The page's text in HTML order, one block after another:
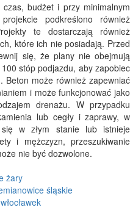
budżet i przy minimalnym
podkreślono również
te dostarczają również
które ich nie posiadają. Przed
się, że plany nie obejmują
stóp podjazdu, aby zapobiec
Beton może również zapewniać
i może funkcjonować jako
drenażu. W przypadku
lub cegły i zaprawy, w
w złym stanie lub istnieje
i mężczyzn, przeszukiwanie
nie być dozwolone.
żary
śląskie